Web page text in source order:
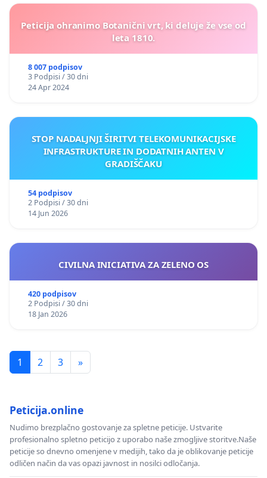
Peticija ohranimo Botanični vrt, ki deluje že vse od
leta 1810.
8 007 podpisov
3 Podpisi / 30 dni
24 Apr 2024
STOP NADALJNJI ŠIRITVI TELEKOMUNIKACIJSKE
INFRASTRUKTURE IN DODATNIH ANTEN V
GRADIŠČAKU
54 podpisov
2 Podpisi / 30 dni
14 Jun 2026
CIVILNA INICIATIVA ZA ZELENO OS
420 podpisov
2 Podpisi / 30 dni
18 Jan 2026
1 2 3 »
Peticija.online
Nudimo brezplačno gostovanje za spletne peticije. Ustvarite
profesionalno spletno peticijo z uporabo naše zmogljive storitve.Naše
peticije so dnevno omenjene v medijih, tako da je oblikovanje peticije
odličen način da vas opazi javnost in nosilci odločanja.